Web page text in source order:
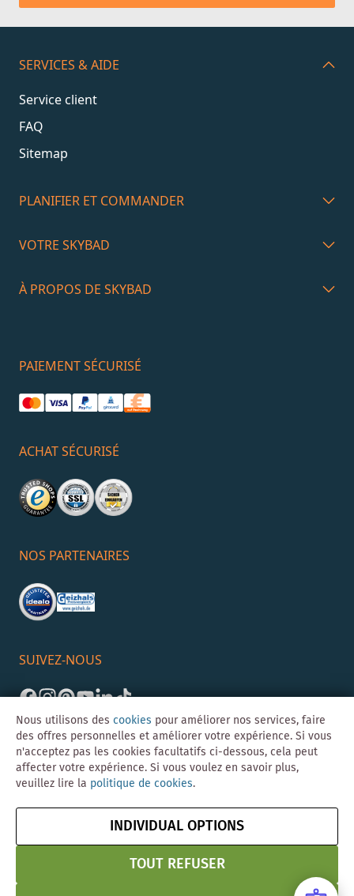
SERVICES & AIDE
Service client
FAQ
Sitemap
PLANIFIER ET COMMANDER
VOTRE SKYBAD
À PROPOS DE SKYBAD
PAIEMENT SÉCURISÉ
ACHAT SÉCURISÉ
NOS PARTENAIRES
SUIVEZ-NOUS
Magento-Agentur Y1 Digital AG
& Sécurité
Résilier le contrat
Nous utilisons des cookies pour améliorer nos services, faire
des offres personnelles et améliorer votre expérience. Si vous
n'acceptez pas les cookies facultatifs ci-dessous, cela peut
affecter votre expérience. Si vous voulez en savoir plus,
veuillez lire la politique de cookies.
INDIVIDUAL OPTIONS
TOUT REFUSER